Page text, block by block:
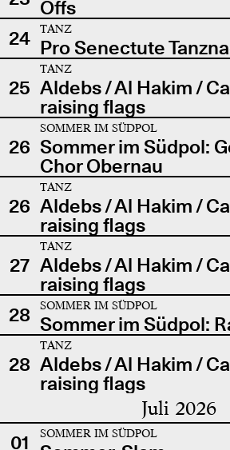
Offs
24
TANZ
Pro Senectute
25
TANZ
Aldebs / Al Hakim /
raising flags
26
SOMMER IM SÜDPOL
Sommer im Südpol:
Chor Obernau
26
TANZ
Aldebs / Al Hakim /
raising flags
27
TANZ
Aldebs / Al Hakim /
raising flags
28
SOMMER IM SÜDPOL
Sommer im Südpol:
28
TANZ
Aldebs / Al Hakim /
raising flags
Juli 2026
01 SOMMER IM SÜDPOL